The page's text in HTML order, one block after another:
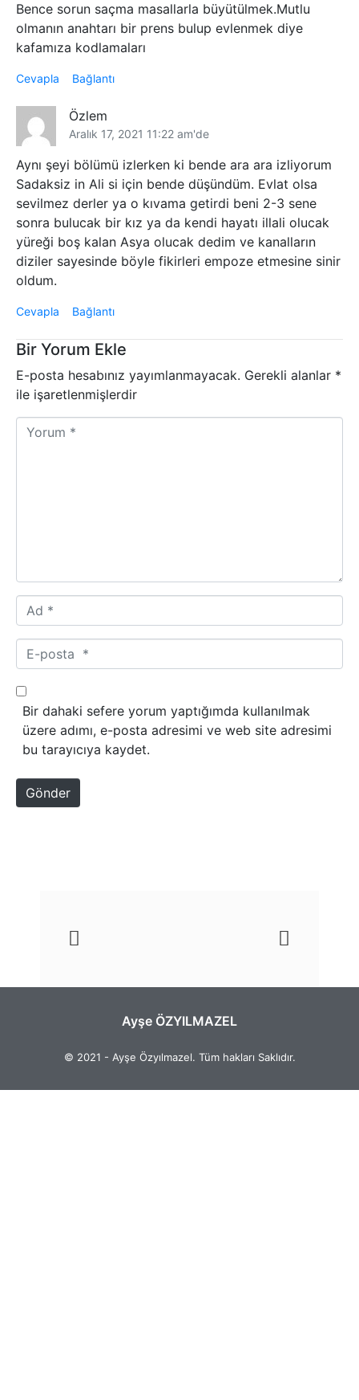
Bence sorun saçma masallarla büyütülmek.Mutlu
olmanın anahtarı bir prens bulup evlenmek diye
kafamıza kodlamaları
Cevapla Bağlantı
Özlem
Aralık 17, 2021 11:22 am'de
Aynı şeyi bölümü izlerken ki bende ara ara izliyorum
Sadaksiz in Ali si için bende düşündüm. Evlat olsa
sevilmez derler ya o kıvama getirdi beni 2-3 sene
sonra bulucak bir kız ya da kendi hayatı illali olucak
yüreği boş kalan Asya olucak dedim ve kanalların
diziler sayesinde böyle fikirleri empoze etmesine sinir
oldum.
Cevapla Bağlantı
Bir Yorum Ekle
E-posta hesabınız yayımlanmayacak. Gerekli alanlar *
ile işaretlenmişlerdir
Yorum
Ad
*
E-
posta
*
Bir dahaki sefere yorum yaptığımda kullanılmak
üzere adımı, e-posta adresimi ve web site adresimi
bu tarayıcıya kaydet.
Gönder
Ayşe ÖZYILMAZEL
© 2021 - Ayşe Özyılmazel. Tüm hakları Saklıdır.